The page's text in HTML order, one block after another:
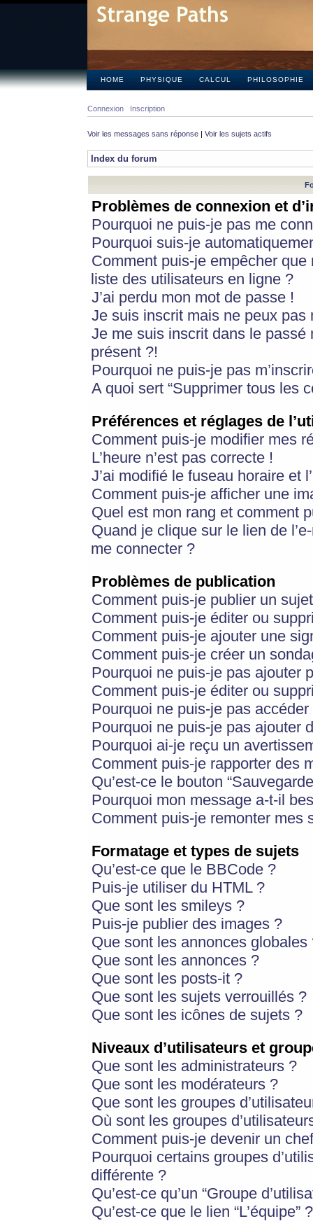
HOME PHYSIQUE CALCUL PHILOSOPHIE
Connexion Inscription
Voir les messages sans réponse | Voir les sujets actifs
Index du forum
Problèmes de connexion et
Pourquoi ne puis-je pas me
Pourquoi suis-je
Comment puis-je empêcher
liste des utilisateurs en ligne ?
J’ai perdu mon mot de passe !
Je suis inscrit mais ne peux pas
Je me suis inscrit dans le
présent ?!
Pourquoi ne puis-je pas
A quoi sert “Supprimer tous les
Préférences et réglages de
Comment puis-je modifier mes
L’heure n’est pas correcte !
J’ai modifié le fuseau horaire et
Comment puis-je afficher une
Quel est mon rang et comment
Quand je clique sur le lien de
me connecter ?
Problèmes de publication
Comment puis-je publier un
Comment puis-je éditer ou
Comment puis-je ajouter une
Comment puis-je créer un
Pourquoi ne puis-je pas ajouter
Comment puis-je éditer ou
Pourquoi ne puis-je pas
Pourquoi ne puis-je pas ajouter
Pourquoi ai-je reçu un
Comment puis-je rapporter des
Qu’est-ce le bouton
Pourquoi mon message a-t-il
Comment puis-je remonter mes
Formatage et types de sujets
Qu’est-ce que le BBCode ?
Puis-je utiliser du HTML ?
Que sont les smileys ?
Puis-je publier des images ?
Que sont les annonces globales
Que sont les annonces ?
Que sont les posts-it ?
Que sont les sujets verrouillés ?
Que sont les icônes de sujets ?
Niveaux d’utilisateurs et
Que sont les administrateurs ?
Que sont les modérateurs ?
Que sont les groupes
Où sont les groupes
Comment puis-je devenir un
Pourquoi certains groupes
différente ?
Qu’est-ce qu’un “Groupe
Qu’est-ce que le lien “L’équipe” ?